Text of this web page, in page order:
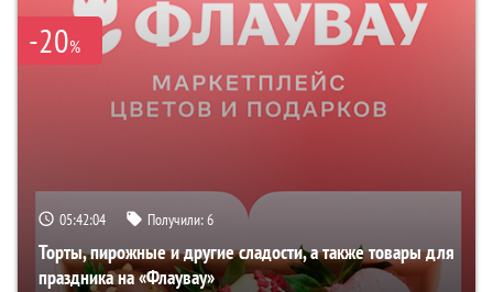
-20%
05:42:03 Получили:6
Торты, пирожные и другие сладости, а также товары для
праздника на «Флаувау»